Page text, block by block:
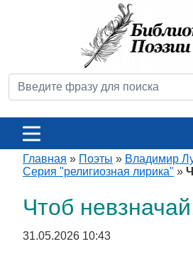
Главная » Поэты » Владимир
Серия "религиозная лирика" »
Чтоб
31.05.2026 10:43